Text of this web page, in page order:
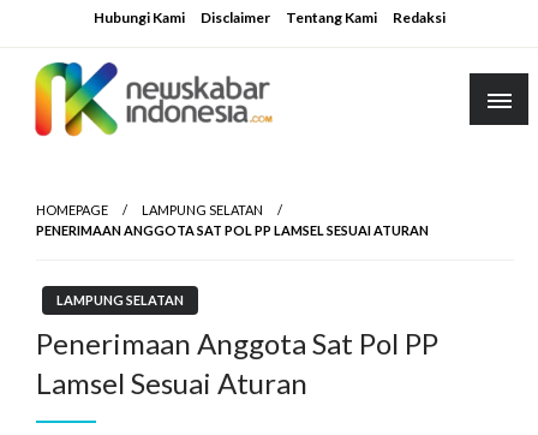
to
content
Hubungi Kami Disclaimer Tentang Kami Redaksi
HOMEPAGE
LAMPUNG SELATAN
PENERIMAAN ANGGOTA SAT POL PP LAMSEL SESUAI ATURAN
LAMPUNG SELATAN
Penerimaan Anggota Sat Pol PP
Lamsel Sesuai Aturan